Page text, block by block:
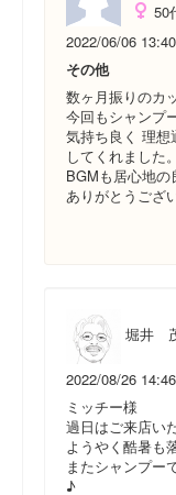
50
2022/06/06 13:40
その他
数ヶ月振りのカ
今回もシャンプ
気持ち良く 理想
してくれました。
BGMも居心地の
ありがとうござ
堀井
2022/08/26 14:46
ミッチー様
過日はご来店い
ようやく酷暑も
またシャンプー
♪